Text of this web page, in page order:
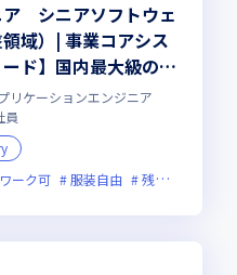
ア シニアソフトウェ
コアシス
ド】国内最大級のプ
テム｜会計・デー
｜ペタバイト級デー
層と協働して推進
社)
リケーションエンジニア
員
ーク可 服装自由 残業月20時間未満